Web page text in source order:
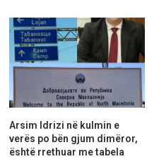
Arsim Idrizi në kulmin e
verës po bën gjum dimëror,
është rrethuar me tabela